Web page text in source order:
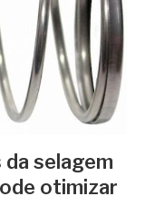
selagem
otimizar